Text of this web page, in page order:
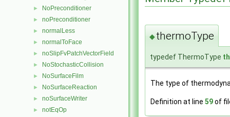
► NoPreconditioner
► noPreconditioner
► normalLess
► normalToFace
► noSlipFvPatchVectorField
► NoStochasticCollision
► NoSurfaceFilm
► NoSurfaceReaction
► noSurfaceWriter
► notEqOp
◆thermoType
typedef ThermoType
The type of
Definition at line 59of